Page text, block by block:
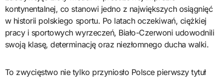
kontynentalnej, co stanowi jedno z największych osiągnięć
w historii polskiego sportu. Po latach oczekiwań, ciężkiej
pracy i sportowych wyrzeczeń, Biało-Czerwoni udowodnili
swoją klasę, determinację oraz niezłomnego ducha walki.
To zwycięstwo nie tylko przyniosło Polsce pierwszy tytuł